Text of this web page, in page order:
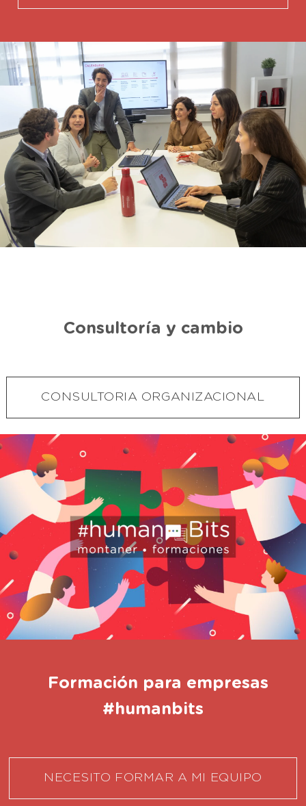
Consultoría y cambio
CONSULTORIA ORGANIZACIONAL
Formación para empresas
#humanbits
NECESITO FORMAR A MI EQUIPO